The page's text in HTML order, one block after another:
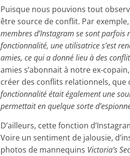
Puisque nous pouvions tout
être source de conflit. Par
membres d’Instagram se sont
fonctionnalité, une utilisatrice s’est
amies, ce qui a donné lieu à des
amies s’abonnait à notre ex-
créer des conflits relationnels, que
fonctionnalité était également une
permettait en quelque sorte
D’ailleurs, cette fonction
Voire un sentiment de jalousie,
photos de mannequins Victoria’s